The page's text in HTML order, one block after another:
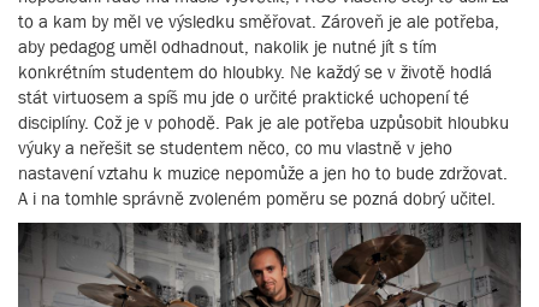
to a kam by měl ve výsledku směřovat. Zároveň je ale potřeba,
aby pedagog uměl odhadnout, nakolik je nutné jít s tím
konkrétním studentem do hloubky. Ne každý se v životě hodlá
stát virtuosem a spíš mu jde o určité praktické uchopení té
disciplíny. Což je v pohodě. Pak je ale potřeba uzpůsobit hloubku
výuky a neřešit se studentem něco, co mu vlastně v jeho
nastavení vztahu k muzice nepomůže a jen ho to bude zdržovat.
A i na tomhle správně zvoleném poměru se pozná dobrý učitel.